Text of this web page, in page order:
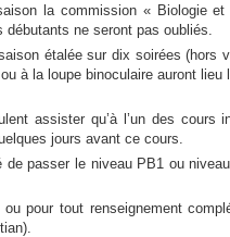
la commission «Biologie et
ne seront pas oubliés.
étalée sur dix soirées (hors
à la loupe binoculaire auront lieu
assister qu’à l’un des
jours avant ce cours.
passer le niveau PB1 ou
pour tout renseignement